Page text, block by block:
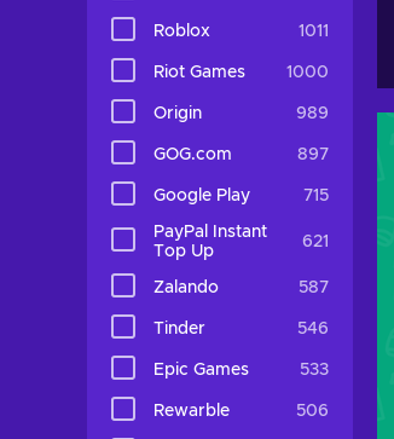
Roblox 1011
Riot Games 1000
Origin 989
GOG.com 897
Google Play 715
PayPal Instant
Top Up
621
Zalando 587
Tinder 546
Epic Games 533
Rewarble 506